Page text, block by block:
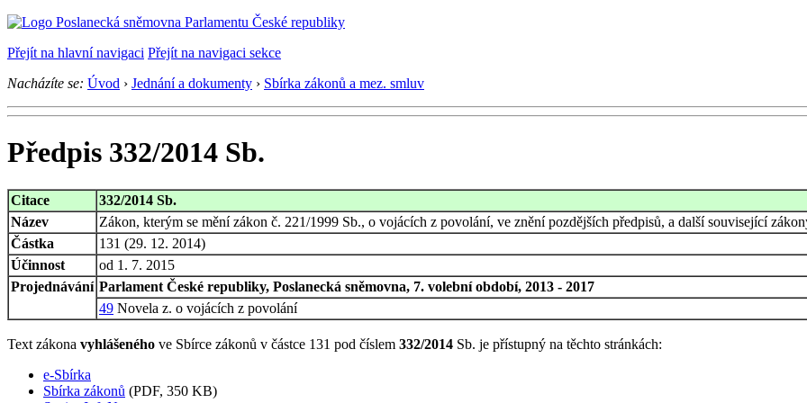
Přejít na hlavní navigaci Přejít na navigaci sekce
Nacházíte se: Úvod › Jednání a dokumenty › Sbírka zákonů a mez. smluv
Předpis 332/2014 Sb.
Citace
332/2014 Sb.
Název
Zákon, kterým se mění zákon č. 221/1999 Sb., o vojácích z povolání, ve znění pozdějších předpisů, a další související
Částka
131 (29. 12. 2014)
Účinnost
od 1. 7. 2015
Projednávání Parlament České republiky, Poslanecká sněmovna, 7. volební období, 2013 - 2017
49 Novela z. o vojácích z povolání
Text zákona vyhlášeného ve Sbírce zákonů v částce 131 pod číslem 332/2014 Sb. je přístupný na těchto stránkách:
e-Sbírka
Sbírka zákonů (PDF, 350 KB)